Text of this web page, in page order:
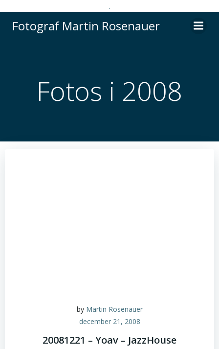
.
til
Fotograf Martin Rosenauer
Fotos i 2008
by Martin Rosenauer
december 21, 2008
20081221 – Yoav – JazzHouse